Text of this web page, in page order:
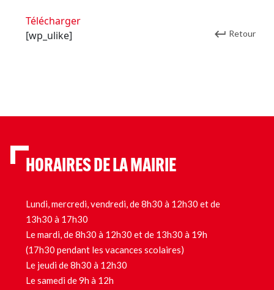
Télécharger
[wp_ulike]
Retour
HORAIRES DE LA MAIRIE
Lundi, mercredi, vendredi, de 8h30 à 12h30 et de
13h30 à 17h30
Le mardi, de 8h30 à 12h30 et de 13h30 à 19h
(17h30 pendant les vacances scolaires)
Le jeudi de 8h30 à 12h30
Le samedi de 9h à 12h